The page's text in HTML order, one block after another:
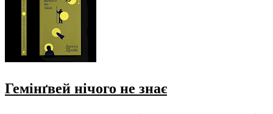
Гемінґвей нічого не знає